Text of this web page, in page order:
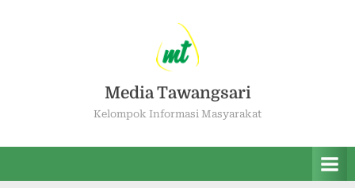
Media Tawangsari
Kelompok Informasi Masyarakat